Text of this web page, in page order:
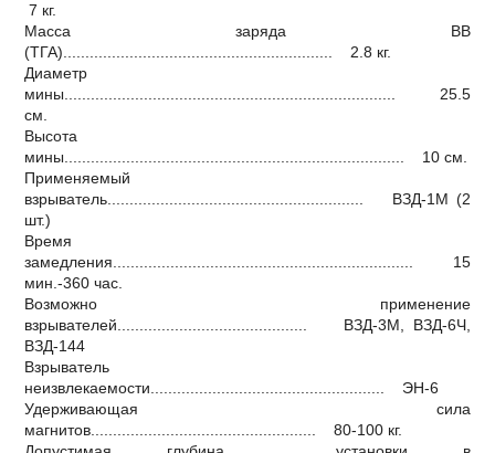
7 кг.
Масса заряда ВВ
(ТГА)............................................................. 2.8 кг.
Диаметр
мины........................................................................... 25.5
см.
Высота
мины............................................................................. 10 см.
Применяемый
взрыватель.......................................................... ВЗД-1М (2
шт.)
Время
замедления.................................................................... 15
мин.-360 час.
Возможно применение
взрывателей........................................... ВЗД-3М, ВЗД-6Ч,
ВЗД-144
Взрыватель
неизвлекаемости..................................................... ЭН-6
Удерживающая сила
магнитов................................................... 80-100 кг.